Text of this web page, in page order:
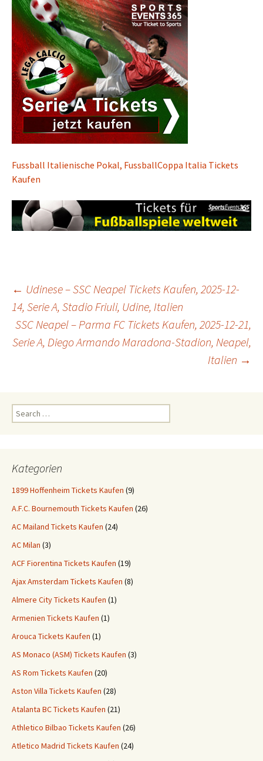
Fussball Italienische Pokal, FussballCoppa Italia Tickets
Kaufen
Post
navigation
← Udinese – SSC Neapel Tickets Kaufen, 2025-12-
14, Serie A, Stadio Friuli, Udine, Italien
SSC Neapel – Parma FC Tickets Kaufen, 2025-12-21,
Serie A, Diego Armando Maradona-Stadion, Neapel,
Italien →
Search
for:
Kategorien
1899 Hoffenheim Tickets Kaufen (9)
A.F.C. Bournemouth Tickets Kaufen (26)
AC Mailand Tickets Kaufen (24)
AC Milan (3)
ACF Fiorentina Tickets Kaufen (19)
Ajax Amsterdam Tickets Kaufen (8)
Almere City Tickets Kaufen (1)
Armenien Tickets Kaufen (1)
Arouca Tickets Kaufen (1)
AS Monaco (ASM) Tickets Kaufen (3)
AS Rom Tickets Kaufen (20)
Aston Villa Tickets Kaufen (28)
Atalanta BC Tickets Kaufen (21)
Athletico Bilbao Tickets Kaufen (26)
Atletico Madrid Tickets Kaufen (24)